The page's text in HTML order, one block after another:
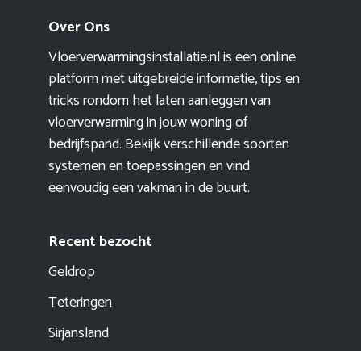
Over Ons
Vloerverwarmingsinstallatie.nl is een online
platform met uitgebreide informatie, tips en
tricks rondom het laten aanleggen van
vloerverwarming in jouw woning of
bedrijfspand. Bekijk verschillende soorten
systemen en toepassingen en vind
eenvoudig een vakman in de buurt.
Recent bezocht
Geldrop
Teteringen
Sirjansland